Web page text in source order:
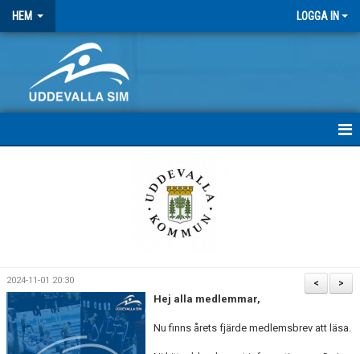
HEM LOGGA IN
ANTIDOPING
STRATEGI 2025
>
<
2024-11-01 20:30
Hej alla medlemmar,
Nu finns årets fjärde medlemsbrev att läsa.